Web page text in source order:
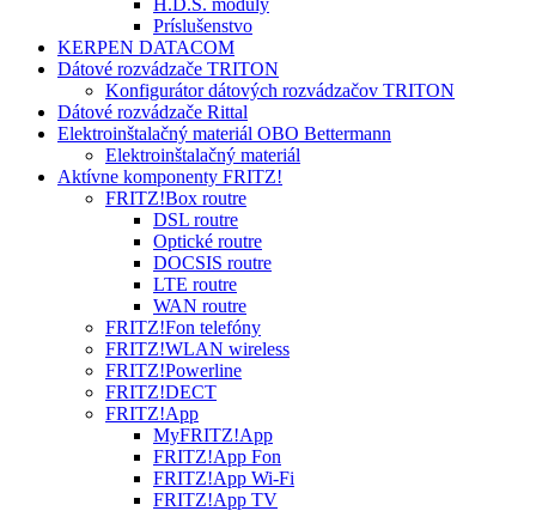
Príslušenstvo
KERPEN DATACOM
Dátové rozvádzače TRITON
Konfigurátor dátových rozvádzačov TRITON
Dátové rozvádzače Rittal
Elektroinštalačný materiál OBO Bettermann
Elektroinštalačný materiál
Aktívne komponenty FRITZ!
FRITZ!Box routre
DSL routre
Optické routre
DOCSIS routre
LTE routre
WAN routre
FRITZ!Fon telefóny
FRITZ!WLAN wireless
FRITZ!Powerline
FRITZ!DECT
FRITZ!App
MyFRITZ!App
FRITZ!App Fon
FRITZ!App Wi-Fi
FRITZ!App TV